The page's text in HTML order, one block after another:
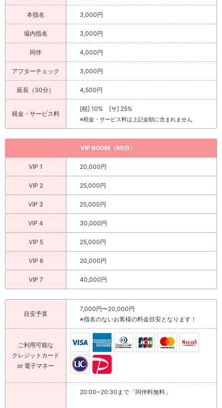
本指名 3,000円
場内指名 3,000円
同伴 4,000円
アフターチェック 3,000円
延長（30分） 4,500円
税金・サービス料
[税] 10% [サ] 25%
※税金・サービス料は上記金額に含まれません
VIP ROOM（60分）
VIP 1 20,000円
VIP 2 25,000円
VIP 3 25,000円
VIP 4 30,000円
VIP 5 25,000円
VIP 6 20,000円
VIP 7 40,000円
目安予算
7,000円〜20,000円
※指名のないお客様の料金目安となります！
ご利用可能な
クレジットカード
or 電子マネー
20:00~20:30まで「同伴料無料」